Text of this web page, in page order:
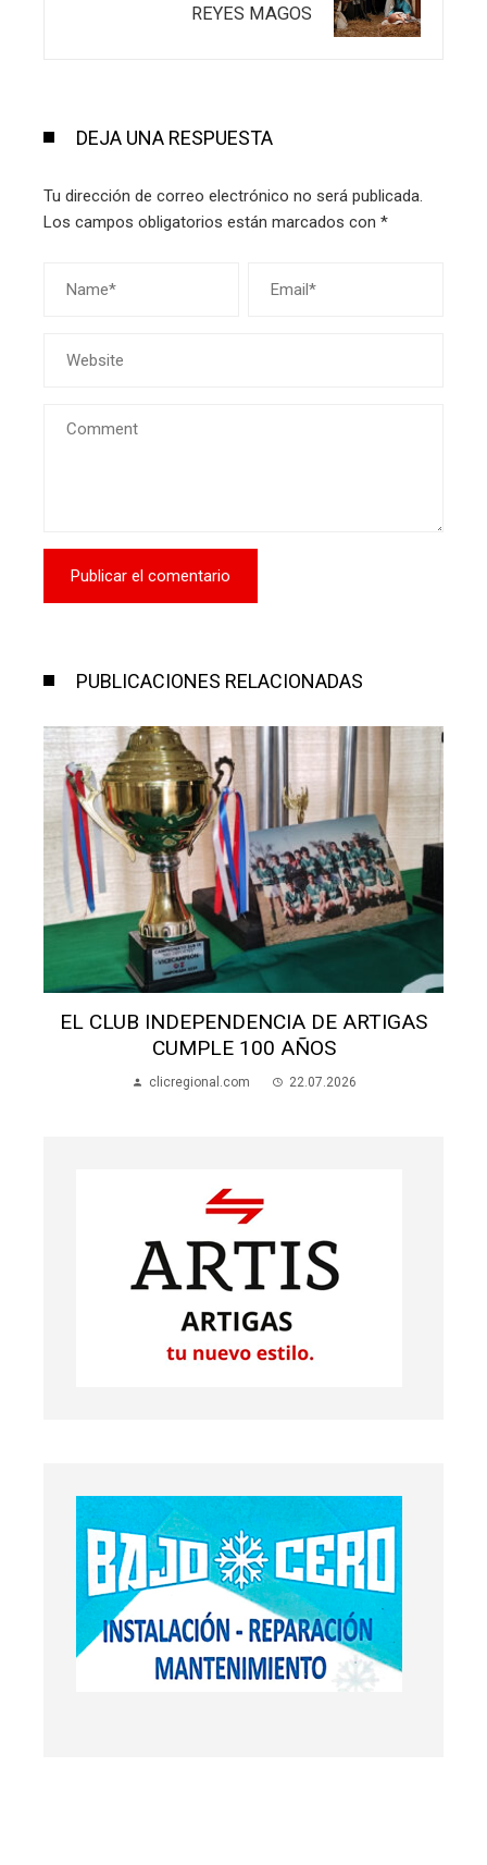
REYES MAGOS
DEJA UNA RESPUESTA
Tu dirección de correo electrónico no será publicada.
Los campos obligatorios están marcados con *
PUBLICACIONES RELACIONADAS
EL CLUB INDEPENDENCIA DE ARTIGAS
CUMPLE 100 AÑOS
clicregional.com 22.07.2026